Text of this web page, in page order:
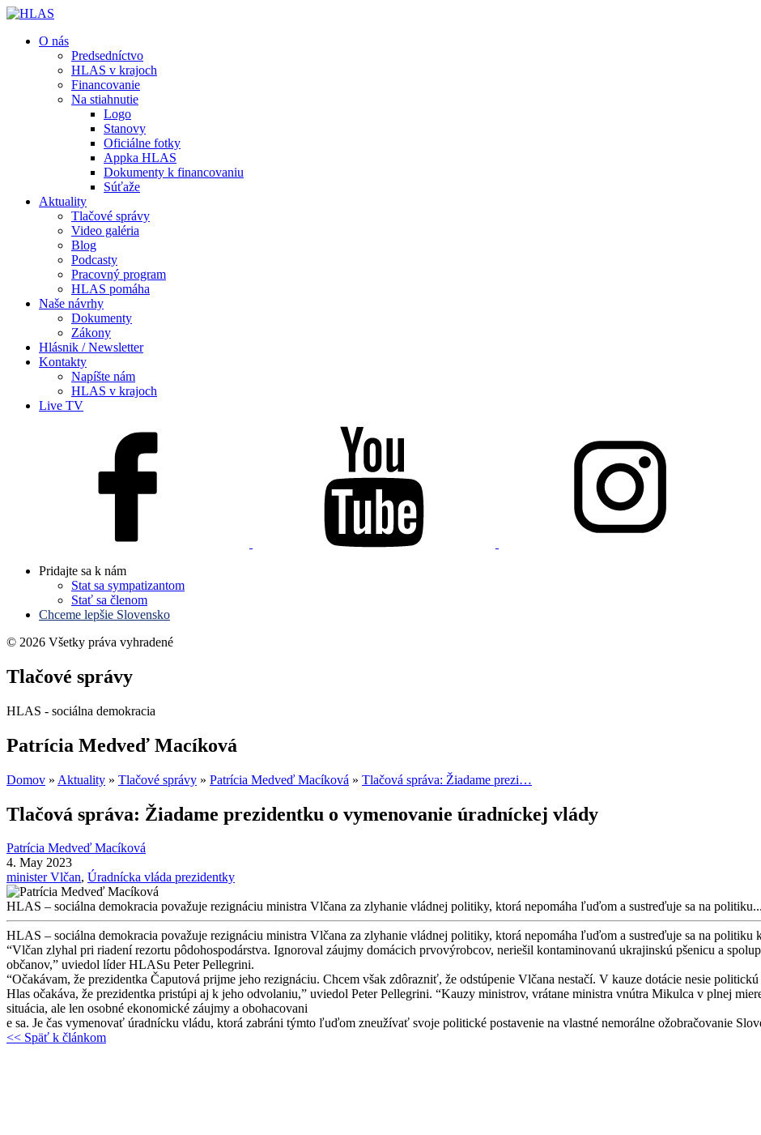
O nás
Predsedníctvo
HLAS v krajoch
Financovanie
Na stiahnutie
Logo
Stanovy
Oficiálne fotky
Appka HLAS
Dokumenty k financovaniu
Súťaže
Aktuality
Tlačové správy
Video galéria
Blog
Podcasty
Pracovný program
HLAS pomáha
Naše návrhy
Dokumenty
Zákony
Hlásnik / Newsletter
Kontakty
Napíšte nám
HLAS v krajoch
Live TV
Pridajte sa k nám
Stat sa sympatizantom
Stať sa členom
Chceme lepšie Slovensko
© 2026 Všetky práva vyhradené
Tlačové správy
HLAS - sociálna demokracia
Patrícia Medveď Macíková
Domov » Aktuality » Tlačové správy » Patrícia Medveď Macíková » Tlačová správa: Žiadame prezi…
Tlačová správa: Žiadame prezidentku o vymenovanie úradníckej vlády
Patrícia Medveď Macíková
4. May 2023
minister Vlčan, Úradnícka vláda prezidentky
HLAS – sociálna demokracia považuje rezignáciu ministra Vlčana za zlyhanie vládnej politiky, ktorá nepomáha ľuďom a sustreďuje sa na politiku...
HLAS – sociálna demokracia považuje rezignáciu ministra Vlčana za zlyhanie vládnej politiky, ktorá nepomáha ľuďom a sustreďuje sa na politiku
“Vlčan zlyhal pri riadení rezortu pôdohospodárstva. Ignoroval záujmy domácich prvovýrobcov, neriešil kontaminovanú ukrajinskú pšenicu a
občanov,” uviedol líder HLASu Peter Pellegrini.
“Očakávam, že prezidentka Čaputová prijme jeho rezignáciu. Chcem však zdôrazniť, že odstúpenie Vlčana nestačí. V kauze dotácie nesie
Hlas očakáva, že prezidentka pristúpi aj k jeho odvolaniu,” uviedol Peter Pellegrini. “Kauzy ministrov, vrátane ministra vnútra Mikulca v plnej
situácia, ale len osobné ekonomické záujmy a obohacovani
e sa. Je čas vymenovať úradnícku vládu, ktorá zabráni týmto ľuďom zneužívať svoje politické postavenie na vlastné nemorálne ožobračovanie
<< Späť k článkom